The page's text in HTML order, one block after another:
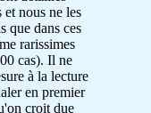
et nous ne les
que dans ces
rarissimes
cas). Il ne
à la lecture
en premier
croit due